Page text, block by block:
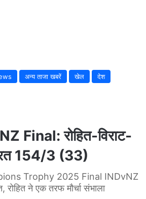
अन्य ताजा खबरें खेल
देश
Final: रोहित-विराट-
154/3 (33)
Trophy 2025 Final INDvNZ
ने एक तरफ मौर्चा संभाला